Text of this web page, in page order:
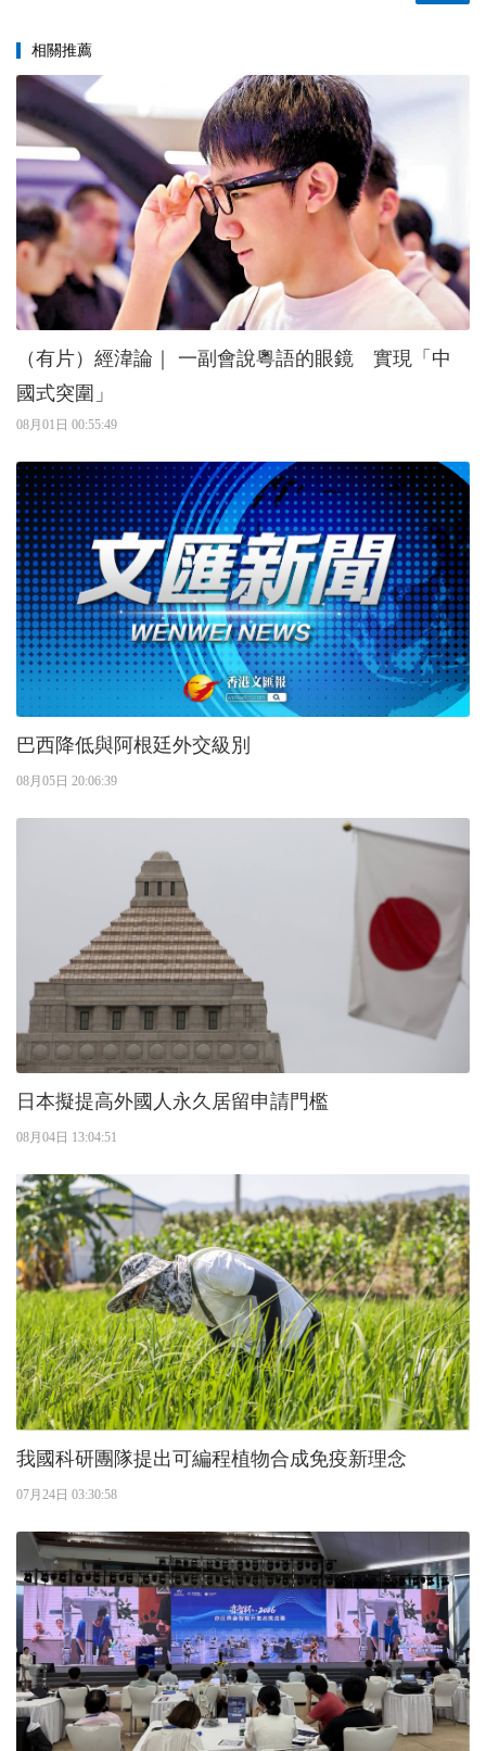
相關推薦
（有片）經湋論｜ 一副會說粵語的眼鏡 實現「中
國式突圍」
08月01日 00:55:49
巴西降低與阿根廷外交級別
08月05日 20:06:39
日本擬提高外國人永久居留申請門檻
08月04日 13:04:51
我國科研團隊提出可編程植物合成免疫新理念
07月24日 03:30:58